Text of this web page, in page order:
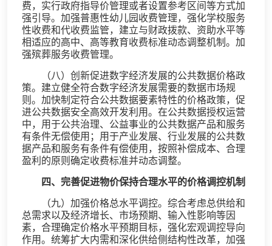
费，实行政府指导价管理或者设置参考区间等方式加
强引导。加强普惠性幼儿园收费管理，强化学校服务
性收费和代收费监管，建立与财政拨款、资助水平等
相适应的高中、高等教育收费标准动态调整机制。加
强殡葬服务收费管理。
（八）创新促进数字经济发展的公共数据价格政
策。建立健全符合数字经济发展需要的数据市场规
则。加快制定符合公共数据要素特性的价格政策，促
进公共数据安全高效开发利用。在公共数据授权运营
中，用于公共治理、公益事业的公共数据产品和服务
有条件无偿使用；用于产业发展、行业发展的公共数
据产品和服务有条件有偿使用，按照补偿成本、合理
盈利的原则确定收费标准并动态调整。
四、完善促进物价保持合理水平的价格调控机制
（九）加强价格总水平调控。综合考虑总供给和
总需求以及经济增长、市场预期、输入性影响等因
素，合理确定价格水平预期目标，强化宏观调控导向
作用。统筹扩大内需和深化供给侧结构性改革，加强